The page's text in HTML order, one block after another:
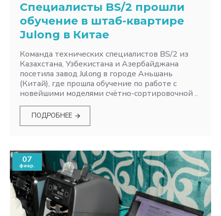
Специалисты BS/2 прошли
обучение в штаб-квартире
Julong в Китае
Команда технических специалистов BS/2 из
Казахстана, Узбекистана и Азербайджана
посетила завод Julong в городе Аньшань
(Китай), где прошла обучение по работе с
новейшими моделями счётно-сортировочной ..
ПОДРОБНЕЕ
07
февр.